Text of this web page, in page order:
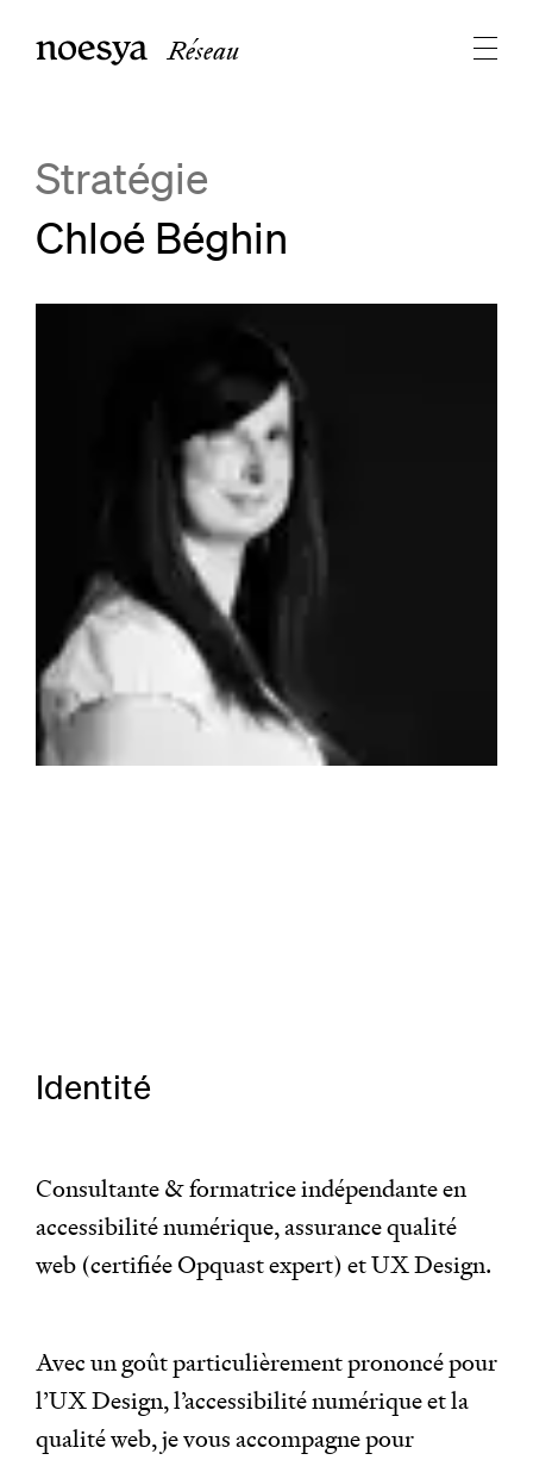
Réseau
Stratégie
Chloé Béghin
Identité
Consultante & formatrice indépendante en
accessibilité numérique, assurance qualité
web (certifiée Opquast expert) et UX Design.
Avec un goût particulièrement prononcé pour
l’UX Design, l’accessibilité numérique et la
qualité web, je vous accompagne pour